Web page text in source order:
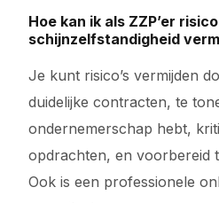
Hoe kan ik als ZZP’er
schijnzelfstandigheid
Je kunt risico’s vermijden
duidelijke contracten, te
ondernemerschap hebt,
opdrachten, en voorbereid
Ook is een professionele